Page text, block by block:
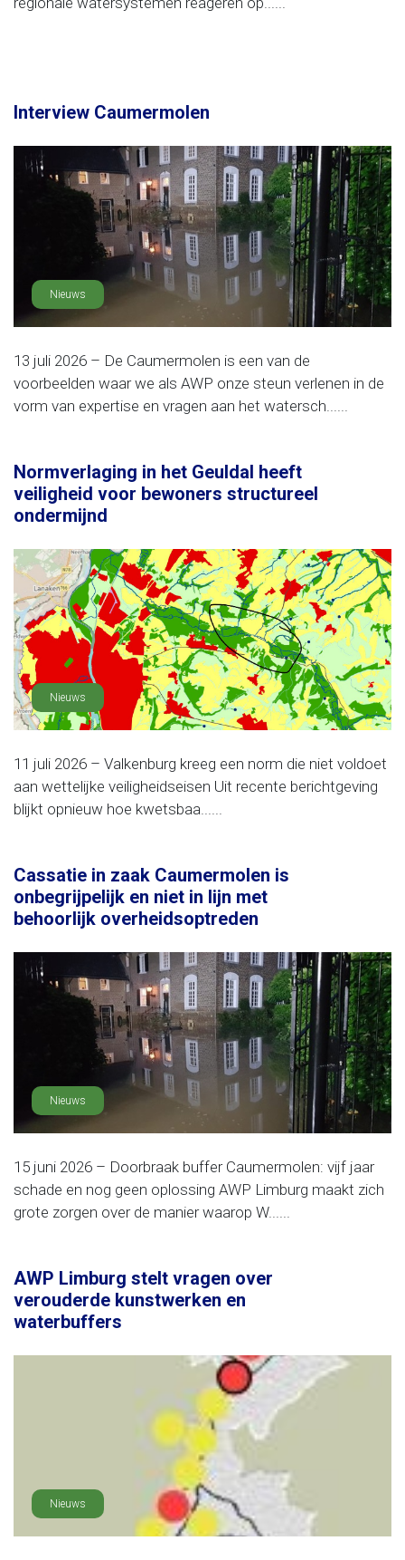
Interview Caumermolen
Nieuws
13 juli 2026 – De Caumermolen is een van de
voorbeelden waar we als AWP onze steun verlenen in de
vorm van expertise en vragen aan het watersch......
Normverlaging in het Geuldal heeft
veiligheid voor bewoners structureel
ondermijnd
Nieuws
11 juli 2026 – Valkenburg kreeg een norm die niet voldoet
aan wettelijke veiligheidseisen Uit recente berichtgeving
blijkt opnieuw hoe kwetsbaa......
Cassatie in zaak Caumermolen is
onbegrijpelijk en niet in lijn met
behoorlijk overheidsoptreden
Nieuws
15 juni 2026 – Doorbraak buffer Caumermolen: vijf jaar
schade en nog geen oplossing AWP Limburg maakt zich
grote zorgen over de manier waarop W......
AWP Limburg stelt vragen over
verouderde kunstwerken en
waterbuffers
Nieuws